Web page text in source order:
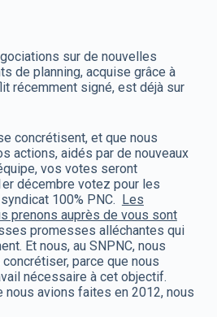
sur de nouvelles
de planning, acquise grâce à
récemment signé, est déjà sur
concrétisent, et que nous
actions, aidés par de nouveaux
vos votes seront
décembre votez pour les
100% PNC.
Les
prenons auprès de vous sont
promesses alléchantes qui
Et nous, au SNPNC, nous
parce que nous
nécessaire à cet objectif.
nous avions faites en 2012, nous